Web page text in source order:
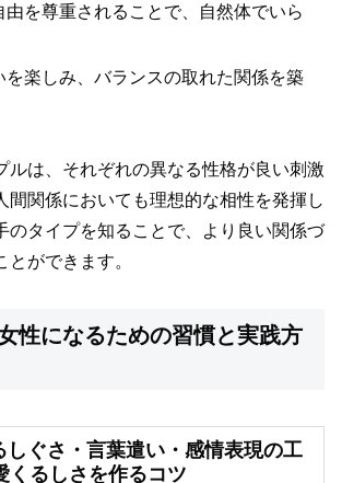
由を尊重されることで、自然体でいら
を楽しみ、バランスの取れた関係を築
ルは、それぞれの異なる性格が良い刺激
間関係においても理想的な相性を発揮し
のタイプを知ることで、より良い関係づ
とができます。
性になるための習慣と実践方
しぐさ・言葉遣い・感情表現の工
くるしさを作るコツ